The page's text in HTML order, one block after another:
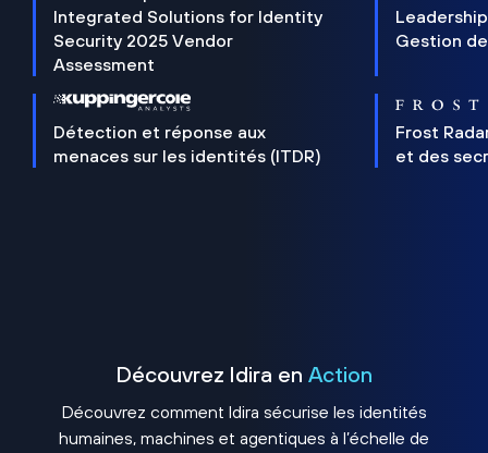
Integrated Solutions for Identity
Security 2025 Vendor
Assessment
Gestion
Détection et réponse aux
menaces sur les identités (ITDR)
Frost
et des
Découvrez Idira en Action
Découvrez comment Idira sécurise les identités
humaines, machines et agentiques à l’échelle de